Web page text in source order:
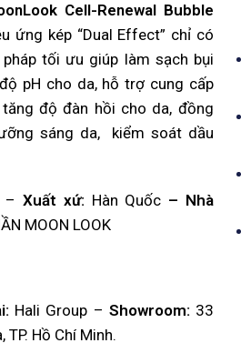
Cell-Renewal Bubble
ứng kép “Dual Effect” chỉ có
tối ưu giúp làm sạch bụi
pH cho da, hỗ trợ cung cấp
độ đàn hồi cho da, đồng
sáng da, kiểm soát dầu
–Xuất xứ: Hàn Quốc – Nhà
MOON LOOK
Hali Group – Showroom: 33
TP. Hồ Chí Minh.